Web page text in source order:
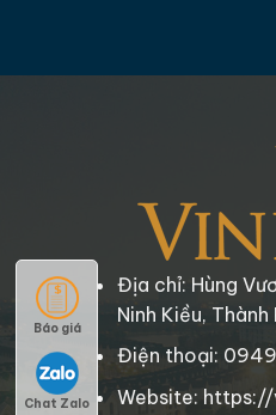
Địa chỉ: Hùng
Ninh Kiều,
Điện thoại:
Website:
Báo giá
Chat Zalo